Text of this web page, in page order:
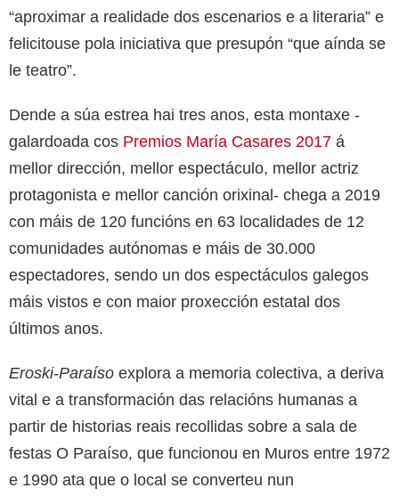
“aproximar a realidade dos escenarios e a literaria” e
felicitouse pola iniciativa que presupón “que aínda se
le teatro”.
Dende a súa estrea hai tres anos, esta montaxe -
galardoada cos Premios María Casares 2017 á
mellor dirección, mellor espectáculo, mellor actriz
protagonista e mellor canción orixinal- chega a 2019
con máis de 120 funcións en 63 localidades de 12
comunidades autónomas e máis de 30.000
espectadores, sendo un dos espectáculos galegos
máis vistos e con maior proxección estatal dos
últimos anos.
Eroski-Paraíso explora a memoria colectiva, a deriva
vital e a transformación das relacións humanas a
partir de historias reais recollidas sobre a sala de
festas O Paraíso, que funcionou en Muros entre 1972
e 1990 ata que o local se converteu nun